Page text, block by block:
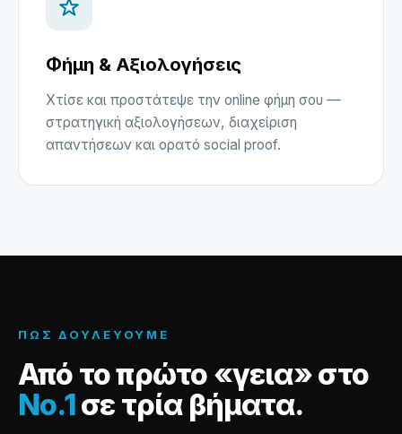
Φήμη & Αξιολογήσεις
Χτίσε και προστάτεψε την online φήμη σου —
στρατηγική αξιολογήσεων, διαχείριση
απαντήσεων και ορατό social proof.
ΠΏΣ ΔΟΥΛΕΎΟΥΜΕ
Από το πρώτο «γεια» στο
No.1σε τρία βήματα.